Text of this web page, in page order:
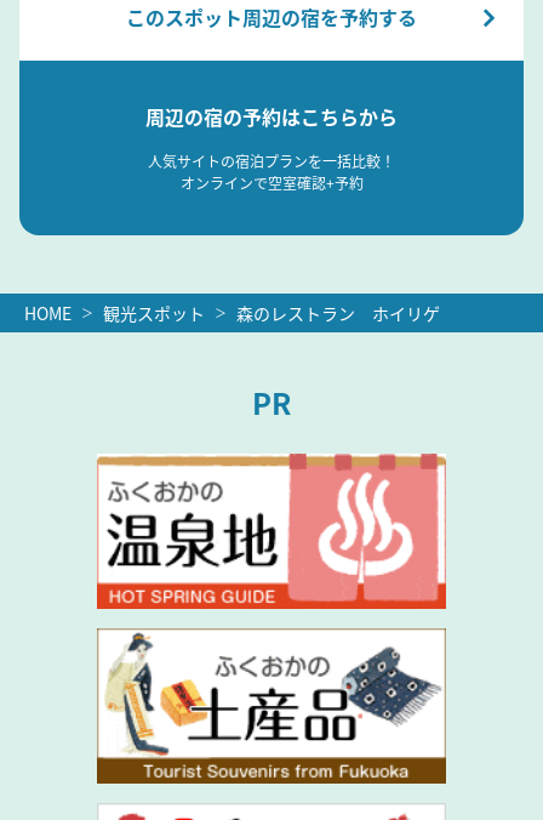
このスポット周辺の宿を予約する
周辺の宿の予約はこちらから
人気サイトの宿泊プランを一括比較！
オンラインで空室確認+予約
HOME 観光スポット 森のレストラン ホイリゲ
PR